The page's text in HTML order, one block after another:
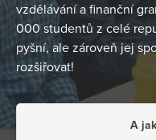
vzdělávání a finanční
000 studentů z celé
pyšní, ale zároveň jej
rozšiřovat!
A